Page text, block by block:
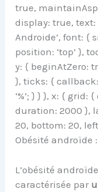
true,
display: true, text:
Androide’, font: {
position: ‘top’ },
y: { beginAtZero:
}, ticks: {
‘%’; } } }, x: {
duration: 2000 },
20, bottom: 20,
Obésité androïde
L’obésité
caractérisée par